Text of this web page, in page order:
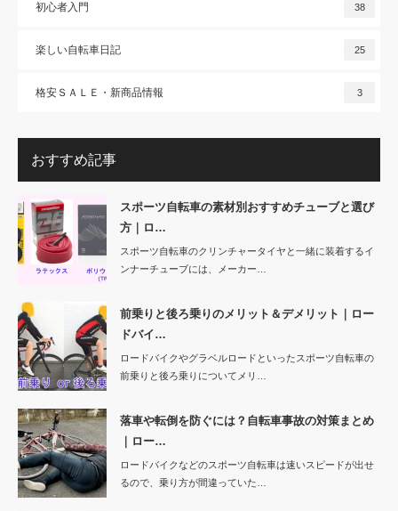
初心者入門 38
楽しい自転車日記 25
格安ＳＡＬＥ・新商品情報 3
おすすめ記事
スポーツ自転車の素材別おすすめチューブと選び
方｜ロ…
スポーツ自転車のクリンチャータイヤと一緒に装着するイ
ンナーチューブには、メーカー…
前乗りと後ろ乗りのメリット＆デメリット｜ロー
ドバイ…
ロードバイクやグラベルロードといったスポーツ自転車の
前乗りと後ろ乗りについてメリ…
落車や転倒を防ぐには？自転車事故の対策まとめ
｜ロー…
ロードバイクなどのスポーツ自転車は速いスピードが出せ
るので、乗り方が間違っていた…